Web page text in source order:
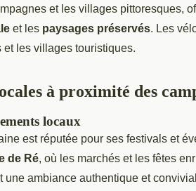
et les villages pittoresques,
et les paysages préservés. Les
les villages touristiques.
à proximité des
locaux
est réputée pour ses festivals et
de Ré, où les marchés et les fêtes
une ambiance authentique et